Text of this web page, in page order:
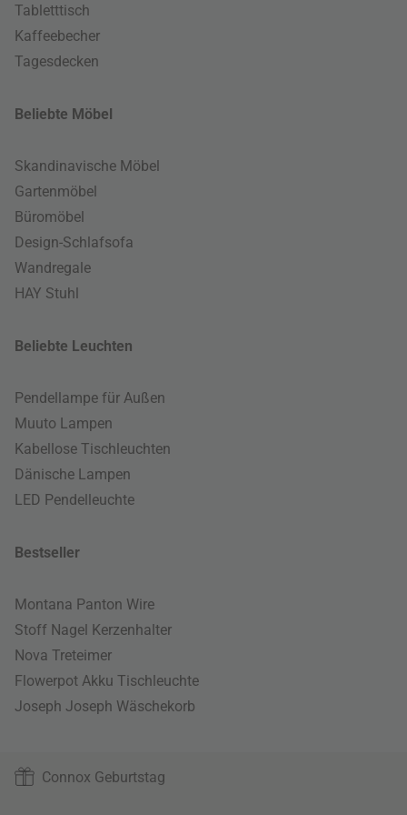
Tabletttisch
Kaffeebecher
Tagesdecken
Beliebte Möbel
Skandinavische Möbel
Gartenmöbel
Büromöbel
Design-Schlafsofa
Wandregale
HAY Stuhl
Beliebte Leuchten
Pendellampe für Außen
Muuto Lampen
Kabellose Tischleuchten
Dänische Lampen
LED Pendelleuchte
Bestseller
Montana Panton Wire
Stoff Nagel Kerzenhalter
Nova Treteimer
Flowerpot Akku Tischleuchte
Joseph Joseph Wäschekorb
Connox Geburtstag